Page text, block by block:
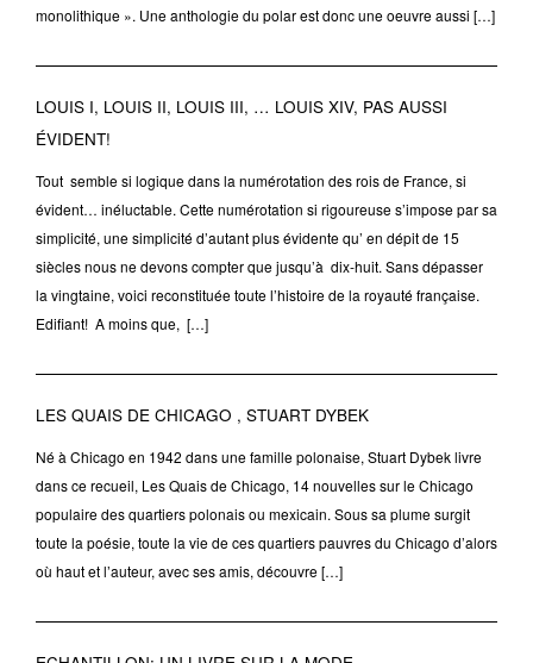
monolithique ». Une anthologie du polar est donc une oeuvre aussi […]
LOUIS I, LOUIS II, LOUIS III, … LOUIS XIV, PAS AUSSI
ÉVIDENT!
Tout semble si logique dans la numérotation des rois de France, si
évident… inéluctable. Cette numérotation si rigoureuse s’impose par sa
simplicité, une simplicité d’autant plus évidente qu’ en dépit de 15
siècles nous ne devons compter que jusqu’à dix-huit. Sans dépasser
la vingtaine, voici reconstituée toute l’histoire de la royauté française.
Edifiant! A moins que, […]
LES QUAIS DE CHICAGO , STUART DYBEK
Né à Chicago en 1942 dans une famille polonaise, Stuart Dybek livre
dans ce recueil, Les Quais de Chicago, 14 nouvelles sur le Chicago
populaire des quartiers polonais ou mexicain. Sous sa plume surgit
toute la poésie, toute la vie de ces quartiers pauvres du Chicago d’alors
où haut et l’auteur, avec ses amis, découvre […]